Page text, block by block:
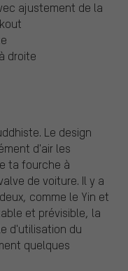
ajustement de la
droite
Le design
d'air les
ta fourche à
de voiture. Il y a
comme le Yin et
et prévisible, la
d'utilisation du
quelques